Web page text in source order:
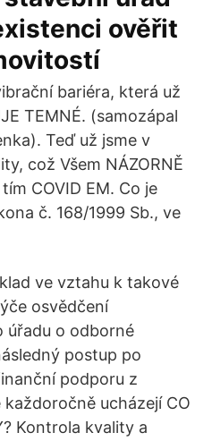
ověřit
bariéra, která už
TEMNÉ. (samozápal
Teď už jsme v
což Všem NÁZORNĚ
COVID EM. Co je
č. 168/1999 Sb., ve
ve vztahu k takové
osvědčení
úřadu o odborné
postup po
podporu z
ucházejí CO
Kontrola kvality a